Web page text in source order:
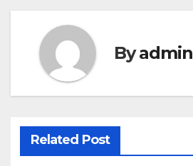
Byadmin
Related Post